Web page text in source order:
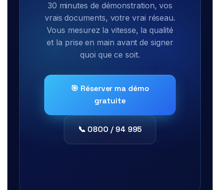
30 minutes de démonstration, vos
vrais documents, votre vrai réseau.
Vous mesurez la vitesse, la qualité
et la prise en main avant de signer
quoi que ce soit.
🎯 Réserver ma démo
gratuite
📞 0800 / 94 995